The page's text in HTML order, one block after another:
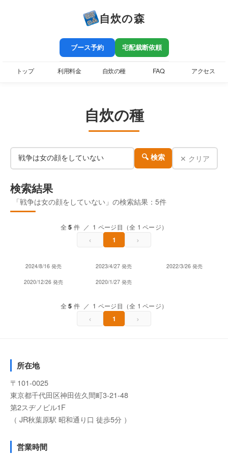
自炊の森
ブース予約 宅配裁断依頼
トップ 利用料金 自炊の種 FAQ アクセス
自炊の種
🔍 検索 ✕ クリア
検索結果
「戦争は女の顔をしていない」の検索結果：5件
全5 件 ／ 1 ページ目（全 1 ページ）
‹ 1 ›
2024/8/16 発売 2023/4/27 発売 2022/3/26 発売
2020/12/26 発売 2020/1/27 発売
全5 件 ／ 1 ページ目（全 1 ページ）
‹ 1 ›
所在地
〒101-0025
東京都千代田区神田佐久間町3-21-48
第2スヂノビル1F
（ JR秋葉原駅 昭和通り口 徒歩5分 ）
営業時間